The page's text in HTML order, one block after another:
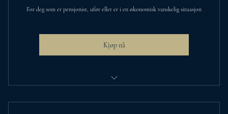
Vær med å utvikle egne arrangementer for unge
For deg som er pensjonist, ufør eller er i en økonomisk vanskelig situasjon
Kjøp nå